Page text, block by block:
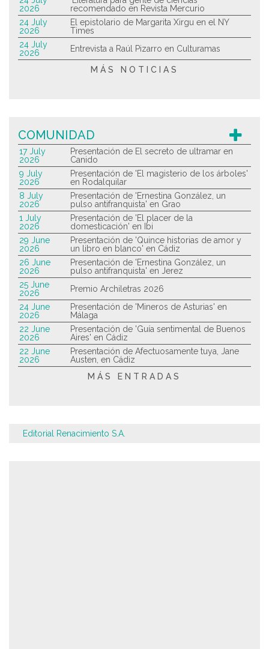
2026
recomendado en Revista Mercurio
24 July
2026
El epistolario de Margarita Xirgu en el NY
Times
24 July
2026
Entrevista a Raúl Pizarro en Culturamas
MÁS NOTICIAS
COMUNIDAD
17 July
2026
Presentación de El secreto de ultramar en
Canido
9 July
2026
Presentación de 'El magisterio de los árboles'
en Rodalquilar
8 July
2026
Presentación de 'Ernestina González, un
pulso antifranquista' en Grao
1 July
2026
Presentación de 'El placer de la
domesticación' en Ibi
29 June
2026
Presentación de 'Quince historias de amor y
un libro en blanco' en Cádiz
26 June
2026
Presentación de 'Ernestina González, un
pulso antifranquista' en Jerez
25 June
2026
Premio Archiletras 2026
24 June
2026
Presentación de 'Mineros de Asturias' en
Málaga
22 June
2026
Presentación de 'Guía sentimental de Buenos
Aires' en Cádiz
22 June
2026
Presentación de Afectuosamente tuya, Jane
Austen, en Cádiz
MÁS ENTRADAS
Editorial Renacimiento S.A.